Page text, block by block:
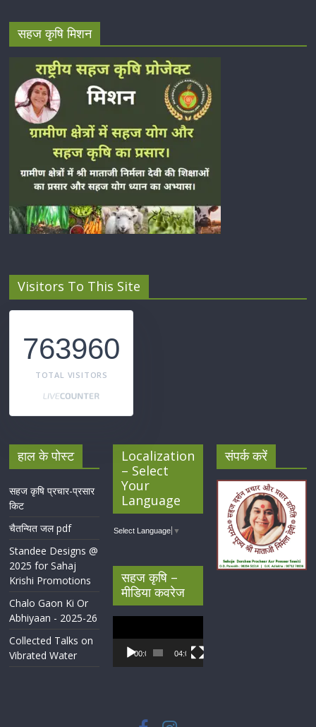
सहज कृषि मिशन
Visitors To This Site
763960
TOTAL VISITORS
हाल के पोस्ट
सहज कृषि प्रचार-प्रसार
किट
चैतन्यित जल pdf
Standee Designs @
2025 for Sahaj
Krishi Promotions
Chalo Gaon Ki Or
Abhiyaan - 2025-26
Collected Talks on
Vibrated Water
Localization
– Select
Your
Language
Select Language ▼
सहज कृषि –
मीडिया कवरेज
Player
00:00 04:07
संपर्क करें